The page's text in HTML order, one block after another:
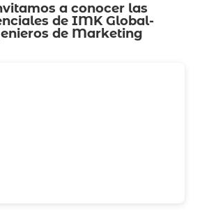
a conocer las
deIMK Global-
de Marketing